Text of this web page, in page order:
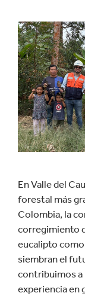
En Valle del
forestal más
Colombia, la
corregimiento
eucalipto
siembran el
contribuimos a
experiencia en